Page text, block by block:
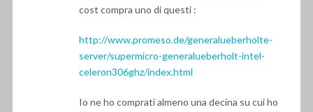
cost compra uno di questi :
http://www.promeso.de/generalueberholte-
server/supermicro-generalueberholt-intel-
celeron306ghz/index.html
Io ne ho comprati almeno una decina su cui ho